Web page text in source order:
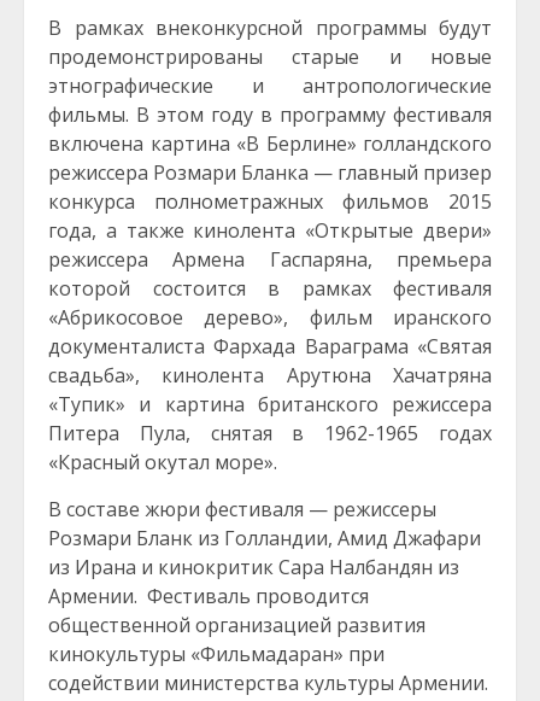
В рамках внеконкурсной программы будут
продемонстрированы старые и новые
этнографические и антропологические
фильмы. В этом году в программу фестиваля
включена картина «В Берлине» голландского
режиссера Розмари Бланка — главный призер
конкурса полнометражных фильмов 2015
года, а также кинолента «Открытые двери»
режиссера Армена Гаспаряна, премьера
которой состоится в рамках фестиваля
«Абрикосовое дерево», фильм иранского
документалиста Фархада Вараграма «Святая
свадьба», кинолента Арутюна Хачатряна
«Тупик» и картина британского режиссера
Питера Пула, снятая в 1962-1965 годах
«Красный окутал море».
В составе жюри фестиваля — режиссеры
Розмари Бланк из Голландии, Амид Джафари
из Ирана и кинокритик Сара Налбандян из
Армении. Фестиваль проводится
общественной организацией развития
кинокультуры «Фильмадаран» при
содействии министерства культуры Армении.